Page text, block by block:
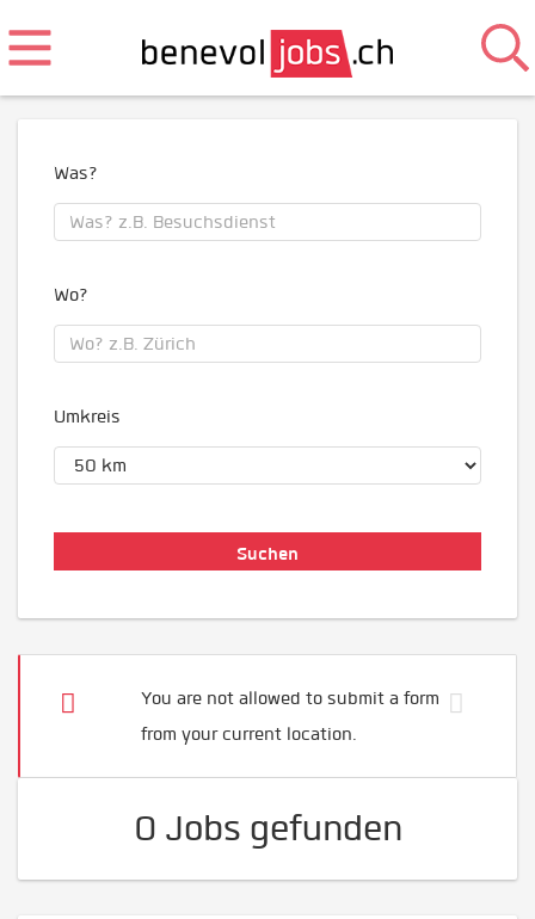
Was?
Wo?
Umkreis
You are not allowed to submit a form
from your current location.
0 Jobs gefunden